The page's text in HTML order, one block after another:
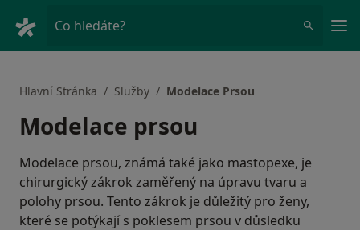
Co hledáte?
Hlavní Stránka Služby Modelace Prsou
Modelace prsou
Modelace prsou, známá také jako mastopexe, je
chirurgický zákrok zaměřený na úpravu tvaru a
polohy prsou. Tento zákrok je důležitý pro ženy,
které se potýkají s poklesem prsou v důsledku